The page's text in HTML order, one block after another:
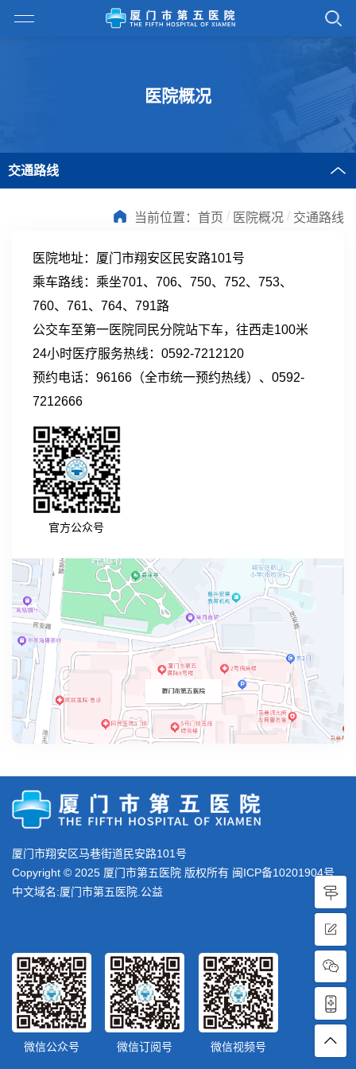
医院概况
交通路线
当前位置： 首页 / 医院概况 / 交通路线
医院地址：厦门市翔安区民安路101号
乘车路线：乘坐701、706、750、752、753、
760、761、764、791路
公交车至第一医院同民分院站下车，往西走100米
24小时医疗服务热线：0592-7212120
预约电话：96166（全市统一预约热线）、0592-
7212666
官方公众号
厦门市翔安区马巷街道民安路101号
Copyright © 2025 厦门市第五医院 版权所有 闽ICP备10201904号
中文域名:厦门市第五医院.公益
微信公众号 微信订阅号 微信视频号